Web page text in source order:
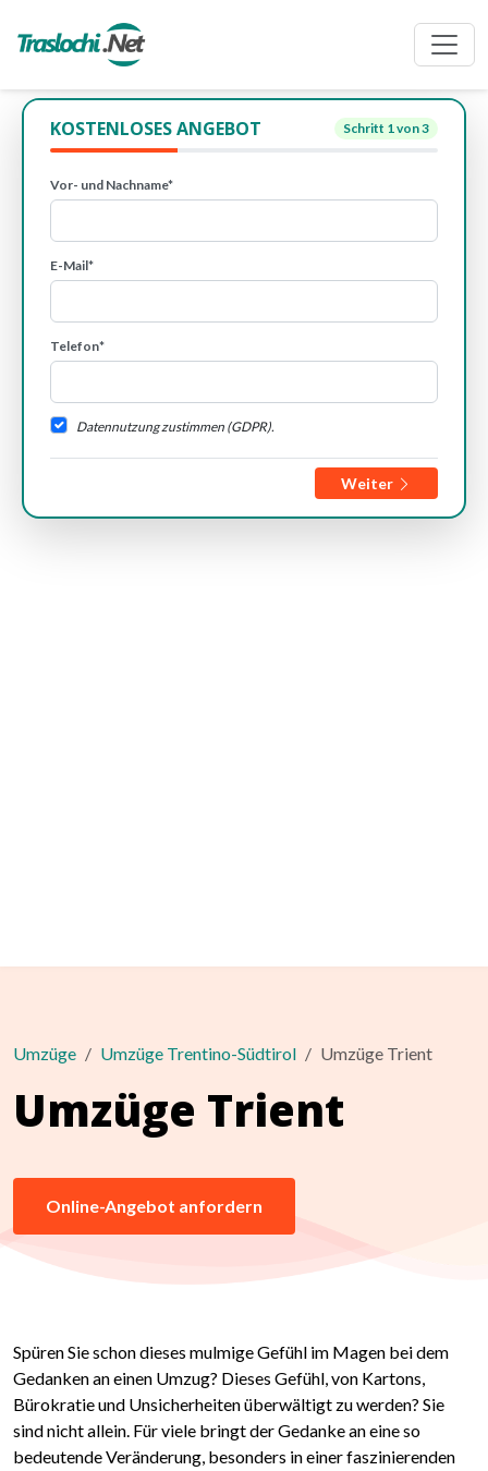
KOSTENLOSES ANGEBOT Schritt 1von 3
Vor- und Nachname*
E-Mail*
Telefon*
Datennutzung zustimmen (GDPR).
Weiter
Umzüge Umzüge Trentino-Südtirol Umzüge Trient
Umzüge Trient
Online-Angebot anfordern
Spüren Sie schon dieses mulmige Gefühl im Magen bei dem
Gedanken an einen Umzug? Dieses Gefühl, von Kartons,
Bürokratie und Unsicherheiten überwältigt zu werden? Sie
sind nicht allein. Für viele bringt der Gedanke an eine so
bedeutende Veränderung, besonders in einer faszinierenden